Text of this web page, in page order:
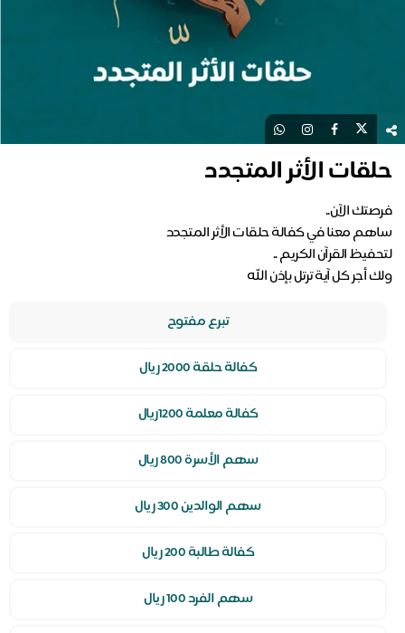
حلقات الأثر المتجدد
ولك أجر كل آية ترتل بإذن الله
تبرع مفتوح
كفالة حلقة 2000 ريال
كفالة معلمة 1200ريال
سهم الأسرة 800 ريال
سهم الوالدين 300 ريال
كفالة طالبة 200 ريال
سهم الفرد 100 ريال